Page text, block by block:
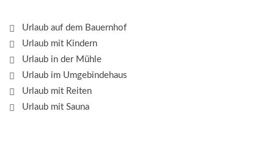
Urlaub auf dem Bauernhof
Urlaub mit Kindern
Urlaub in der Mühle
Urlaub im Umgebindehaus
Urlaub mit Reiten
Urlaub mit Sauna